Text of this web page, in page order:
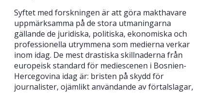
Syftet med forskningen är att göra makthavare
uppmärksamma på de stora utmaningarna
gällande de juridiska, politiska, ekonomiska och
professionella utrymmena som medierna verkar
inom idag. De mest drastiska skillnaderna från
europeisk standard för mediescenen i Bosnien-
Hercegovina idag är: bristen på skydd för
journalister, ojämlikt användande av förtalslagar,